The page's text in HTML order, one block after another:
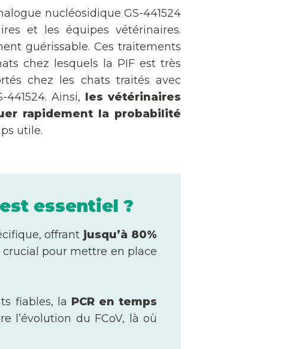
nucléosidique GS-441524
et les équipes vétérinaires.
guérissable. Ces traitements
chez lesquels la PIF est très
chez les chats traités avec
Ainsi, les vétérinaires
rapidement la probabilité
utile.
essentiel ?
offrant jusqu’à 80%
crucial pour mettre en place
fiables, la PCR en temps
l’évolution du FCoV, là où